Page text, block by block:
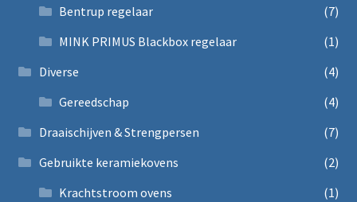
Bentrup regelaar
(7)
MINK PRIMUS Blackbox regelaar
(1)
Diverse
(4)
Gereedschap
(4)
Draaischijven & Strengpersen
(7)
Gebruikte keramiekovens
(2)
Krachtstroom ovens
(1)